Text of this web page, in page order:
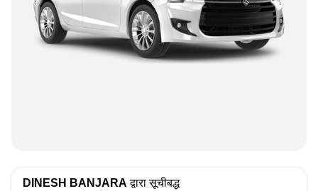
DINESH BANJARA द्वारा सूचीबद्ध